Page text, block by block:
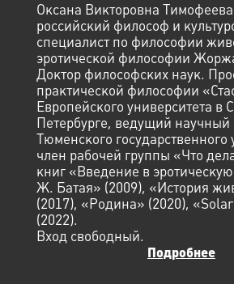
Оксана Викторовна
российский философ и
специалист по философии
эротической философии
Доктор философских наук.
практической философии
Европейского университета в
Петербурге, ведущий научный
Тюменского государственного
член рабочей группы «Что
книг «Введение в
Ж. Батая» (2009), «История
(2017), «Родина» (2020),
(2022).
Вход свободный.
Подробнее